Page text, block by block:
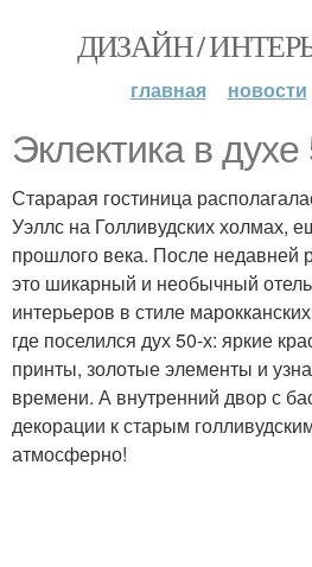
ДИЗАЙН /
главная новости
Эклектика в духе
Старарая гостиница
Уэллс на Голливудских холмах,
прошлого века. После недавней
это шикарный и необычный
интерьеров в стиле
где поселился дух 50-х: яркие
принты, золотые элементы и
времени. А внутренний двор с
декорации к старым
атмосферно!